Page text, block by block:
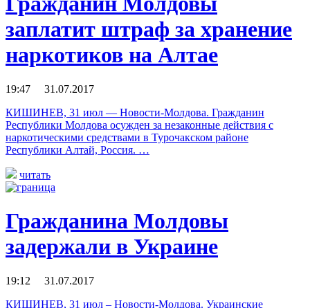
заплатит штраф за хранение
наркотиков на Алтае
19:47 31.07.2017
КИШИНЕВ, 31 июл — Новости-Молдова. Гражданин
Республики Молдова осужден за незаконные действия с
наркотическими средствами в Турочакском районе
Республики Алтай, Россия. …
читать
Гражданина Молдовы
задержали в Украине
19:12 31.07.2017
КИШИНЕВ, 31 июл – Новости-Молдова. Украинские